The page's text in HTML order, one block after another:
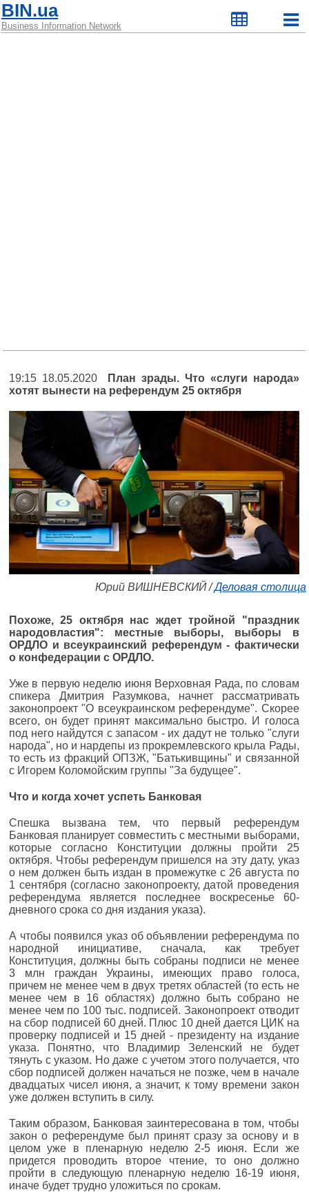
BIN.ua
Business Information Network
19:15 18.05.2020
План зрады. Что «слуги народа»
хотят вынести на референдум 25 октября
Юрий ВИШНЕВСКИЙ /Деловая столица
Похоже, 25 октября нас ждет тройной "праздник
народовластия": местные выборы, выборы в
ОРДЛО и всеукраинский референдум - фактически
о конфедерации с ОРДЛО.
Уже в первую неделю июня Верховная Рада, по словам
спикера Дмитрия Разумкова, начнет рассматривать
законопроект "О всеукраинском референдуме". Скорее
всего, он будет принят максимально быстро. И голоса
под него найдутся с запасом - их дадут не только "слуги
народа", но и нардепы из прокремлевского крыла Рады,
то есть из фракций ОПЗЖ, "Батькивщины" и связанной
с Игорем Коломойским группы "За будущее".
Что и когда хочет успеть Банковая
Спешка вызвана тем, что первый референдум
Банковая планирует совместить с местными выборами,
которые согласно Конституции должны пройти 25
октября. Чтобы референдум пришелся на эту дату, указ
о нем должен быть издан в промежутке с 26 августа по
1 сентября (согласно законопроекту, датой проведения
референдума является последнее воскресенье 60-
дневного срока со дня издания указа).
А чтобы появился указ об объявлении референдума по
народной инициативе, сначала, как требует
Конституция, должны быть собраны подписи не менее
3 млн граждан Украины, имеющих право голоса,
причем не менее чем в двух третях областей (то есть не
менее чем в 16 областях) должно быть собрано не
менее чем по 100 тыс. подписей. Законопроект отводит
на сбор подписей 60 дней. Плюс 10 дней дается ЦИК на
проверку подписей и 15 дней - президенту на издание
указа. Понятно, что Владимир Зеленский не будет
тянуть с указом. Но даже с учетом этого получается, что
сбор подписей должен начаться не позже, чем в начале
двадцатых чисел июня, а значит, к тому времени закон
уже должен вступить в силу.
Таким образом, Банковая заинтересована в том, чтобы
закон о референдуме был принят сразу за основу и в
целом уже в пленарную неделю 2-5 июня. Если же
придется проводить второе чтение, то оно должно
пройти в следующую пленарную неделю 16-19 июня,
иначе будет трудно уложиться по срокам.